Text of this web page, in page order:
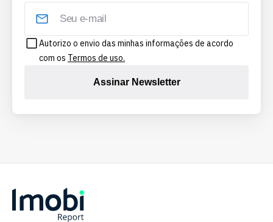
Autorizo o envio das minhas informações de acordo
com os Termos de uso.
Assinar Newsletter